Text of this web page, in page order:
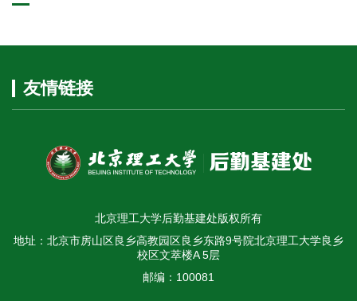
友情链接
北京理工大学后勤基建处版权所有
地址：北京市房山区良乡高教园区良乡东路9号院北京理工大学良乡
校区文萃楼A 5层
邮编：100081